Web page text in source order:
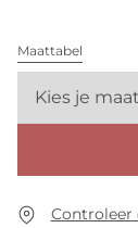
Maattabel
Kies je maat
Controleer